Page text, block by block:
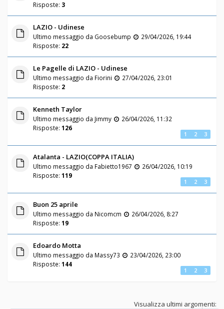
Risposte: 3
LAZIO - Udinese
Ultimo messaggio da Goosebump
29/04/2026, 19:44
Risposte: 22
Le Pagelle di LAZIO - Udinese
Ultimo messaggio da Fiorini
27/04/2026, 23:01
Risposte: 2
Kenneth Taylor
Ultimo messaggio da Jimmy
26/04/2026, 11:32
Risposte: 126
1 2 3
Atalanta - LAZIO(COPPA ITALIA)
Ultimo messaggio da Fabietto1967
26/04/2026, 10:19
Risposte: 119
1 2 3
Buon 25 aprile
Ultimo messaggio da Nicomcm
26/04/2026, 8:27
Risposte: 19
Edoardo Motta
Ultimo messaggio da Massy73
23/04/2026, 23:00
Risposte: 144
1 2 3
Visualizza ultimi argomenti: